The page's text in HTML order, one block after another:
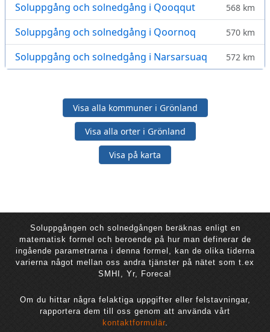
Soluppgång och solnedgång i Qooqqut 568 km
Soluppgång och solnedgång i Qoornoq 570 km
Soluppgång och solnedgång i Narsarsuaq 572 km
Visa alla kommuner i Grönland
Visa alla orter i Grönland
Visa på karta
Soluppgången och solnedgången beräknas enligt en
matematisk formel och beroende på hur man definerar de
ingående parametrarna i denna formel, kan de olika tiderna
varierna något mellan oss andra tjänster på nätet som t.ex
SMHI, Yr, Foreca!
Om du hittar några felaktiga uppgifter eller felstavningar,
rapportera dem till oss genom att använda vårt
kontaktformulär.